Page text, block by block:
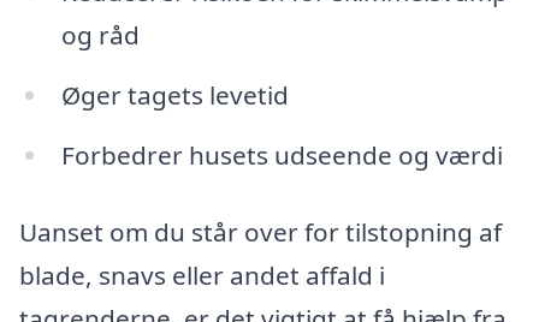
og råd
Øger tagets levetid
Forbedrer husets udseende og værdi
Uanset om du står over for tilstopning af
blade, snavs eller andet affald i